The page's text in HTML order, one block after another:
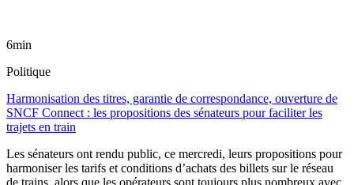
6min
Politique
Harmonisation des titres, garantie de correspondance, ouverture de
SNCF Connect : les propositions des sénateurs pour faciliter les
trajets en train
Les sénateurs ont rendu public, ce mercredi, leurs propositions pour
harmoniser les tarifs et conditions d’achats des billets sur le réseau
de trains, alors que les opérateurs sont toujours plus nombreux avec